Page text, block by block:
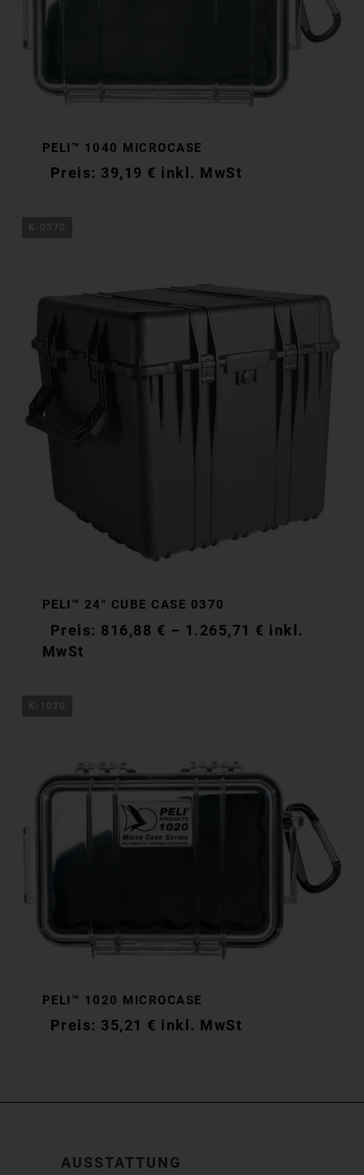
PELI™ 1040 MICROCASE
39,19 € inkl. MwSt
PELI™ 24″ CUBE CASE 0370
816,88 € – 1.265,71 € inkl.
MwSt
PELI™ 1020 MICROCASE
35,21 € inkl. MwSt
AUSSTATTUNG